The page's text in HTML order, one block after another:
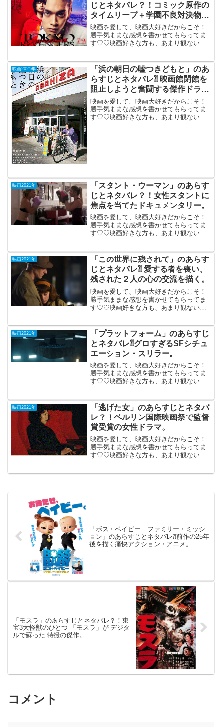
じとネタバレ？！コミック原作の
タイムリープ＋学園不良対決物
語。
映画を愛して、映画大好きだからこそ！
勝手気ままな感想を書かせてもらってま
す♡♡映画好きな方も、あまり観ない方
ック原作のタイムリープ＋学園不良対決
物語。現...
映画2021年
「浜の朝日の嘘つきどもと」のあ
らすじとネタバレ⁈ 映画館閉館を
阻止しようと奮闘する傑作ドラ
マ。
映画を愛して、映画大好きだからこそ！
勝手気ままな感想を書かせてもらってま
す♡♡映画好きな方も、あまり観ない方
映画2021年
「スタント・ウーマン」のあらす
じとネタバレ？！女性スタントに
焦点を当てたドキュメンタリー。
映画を愛して、映画大好きだからこそ！
勝手気ままな感想を書かせてもらってま
す♡♡映画好きな方も、あまり観ない方
ち」2021年1月8日公開（84分）女性スタ
ントに焦...
映画2021年
「この世界に残されて」のあらす
じとネタバレ⁈ 愛する者を喪い、
残された２人の心の交流を描く。
映画を愛して、映画大好きだからこそ！
勝手気ままな感想を書かせてもらってま
す♡♡映画好きな方も、あまり観ない方
開（88分）愛する者を喪い、残された２
人の心...
映画2021年
「プラットフォーム」のあらすじ
とネタバレ⁈グロすぎるSFシチュ
エーション・スリラー。
映画を愛して、映画大好きだからこそ！
勝手気ままな感想を書かせてもらってま
す♡♡映画好きな方も、あまり観ない方
（94分）グロすぎるSFシチュエーショ
ン...
映画2021年
「逃げた女」のあらすじとネタバ
レ？！ベルリン国際映画祭で監督
賞受賞の女性ドラマ。
映画を愛して、映画大好きだからこそ！
勝手気ままな感想を書かせてもらってま
す♡♡映画好きな方も、あまり観ない方
「ボス・ベイビー ファミリー・ミッシ
ョン」のあらすじとネタバレ⁈前作の25年
後を描く痛快アクション・アニメ。
「モスラ」のあらすじとネタバレ？！東
宝3大怪獣のひとつ 「モスラ」が デジタ
ルで蘇った 特撮の傑作。
コメント